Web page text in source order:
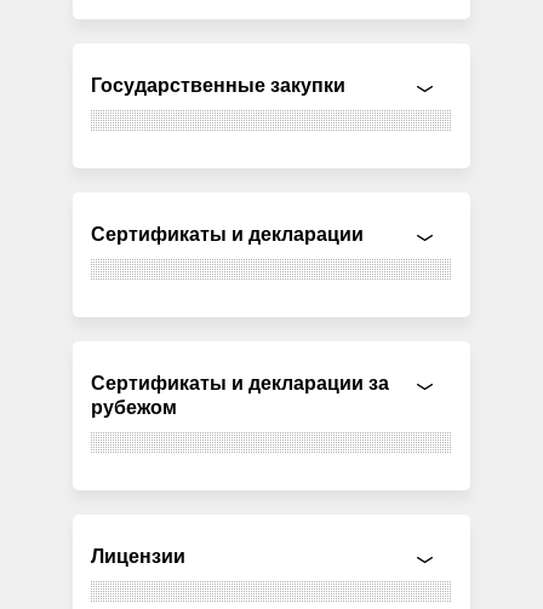
Государственные закупки
Сертификаты и декларации
Сертификаты и декларации за
рубежом
Лицензии